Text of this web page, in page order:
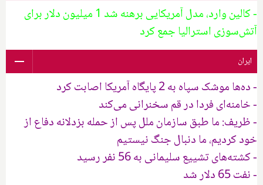
- کالین وارد، مدل آمریکایی برهنه شد 1 میلیون دلار برای
آتش‌سوزی استرالیا جمع کرد
ایران
- ده‌ها موشک سپاه به 2 پایگاه آمریکا اصابت کرد
- خامنه‌ای فردا در قم سخنرانی می‌کند
- ظریف: ما طبق سازمان ملل پس از حمله بزدلانه دفاع از
خود کردیم، ما دنبال جنگ نیستیم
- کشته‌های تشییع سلیمانی به 56 نفر رسید
- نفت 65 دلار شد